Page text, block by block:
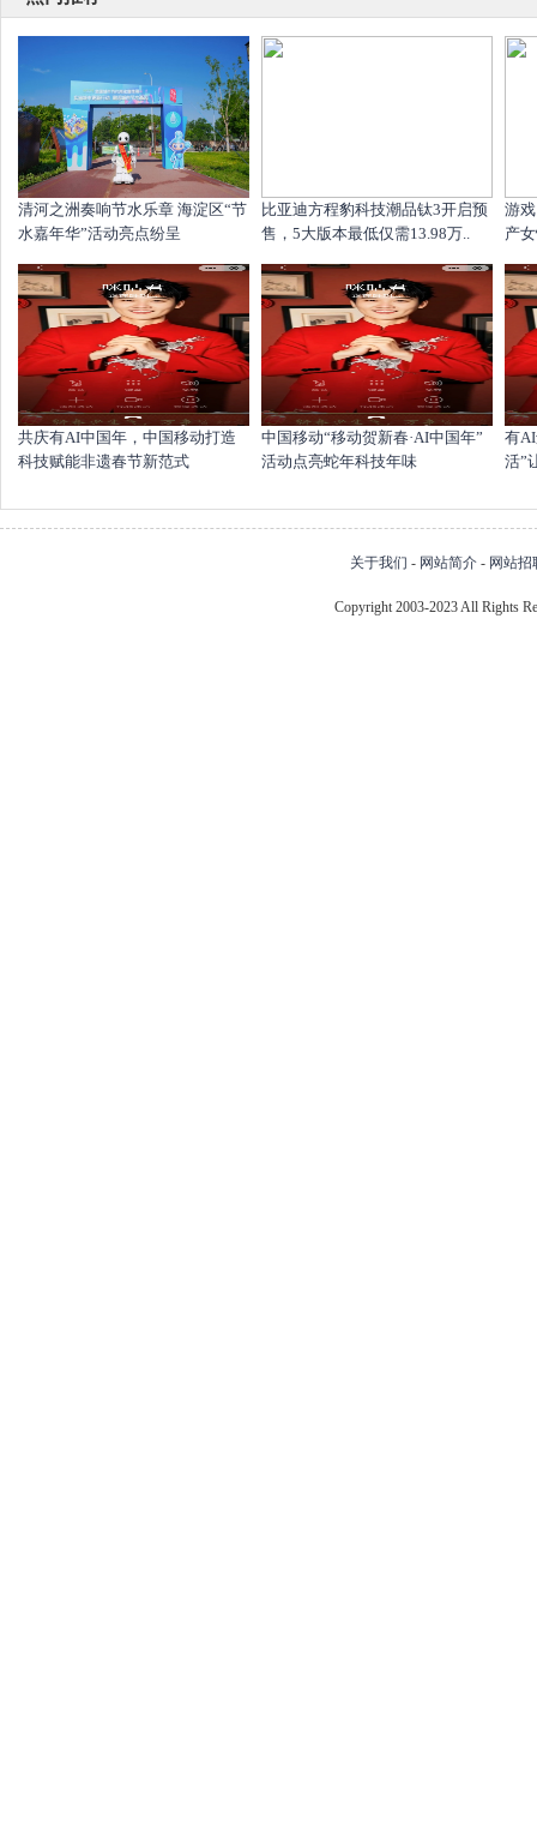
清河之洲奏响节水乐章 海淀区“节
水嘉年华”活动亮点纷呈
比亚迪方程豹科技潮品钛3开启预
售，5大版本最低仅需13.98万..
游
产
共庆有AI中国年，中国移动打造
科技赋能非遗春节新范式
中国移动“移动贺新春·AI中国年”
活动点亮蛇年科技年味
有
活”
关于我们 - 网站简介 - 网站招
Copyright 2003-2023 All Rights